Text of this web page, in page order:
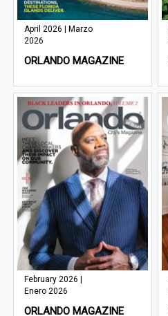
April 2026 | Marzo
2026
ORLANDO MAGAZINE
February 2026 |
Enero 2026
ORLANDO MAGAZINE